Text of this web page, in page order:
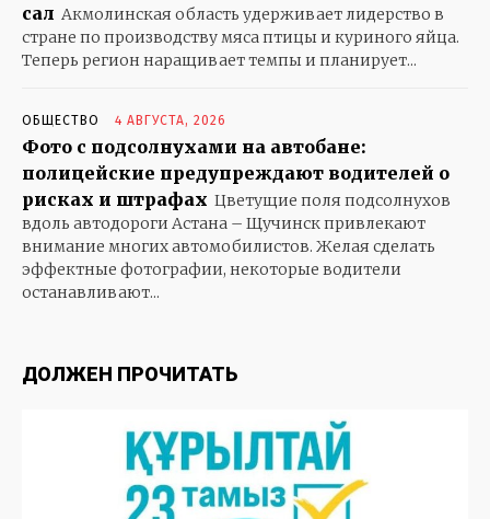
сал Акмолинская область удерживает лидерство в
стране по производству мяса птицы и куриного яйца.
Теперь регион наращивает темпы и планирует...
ОБЩЕСТВО 4 АВГУСТА, 2026
Фото с подсолнухами на автобане:
полицейские предупреждают водителей о
рисках и штрафах Цветущие поля подсолнухов
вдоль автодороги Астана – Щучинск привлекают
внимание многих автомобилистов. Желая сделать
эффектные фотографии, некоторые водители
останавливают...
ДОЛЖЕН ПРОЧИТАТЬ